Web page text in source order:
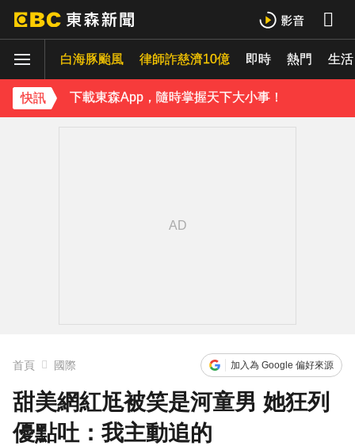
白海豚颱風 律師詐慈濟10億 即時 熱門 生活
快訊
下載東森App，隨時掌握天下大小事！
首頁 國際 加入為 Google 偏好來源
甜美網紅尪被笑是河童男 她狂列
優點吐：我主動追的